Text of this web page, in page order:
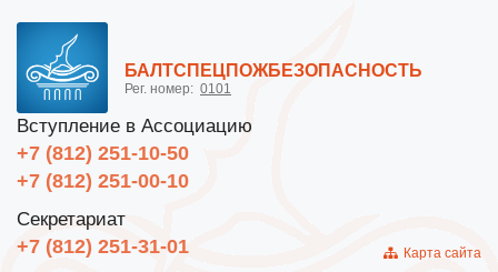
БАЛТСПЕЦПОЖБЕЗОПАСНОСТЬ
Рег. номер: 0101
Вступление в Ассоциацию
+7 (812) 251-10-50
+7 (812) 251-00-10
Секретариат
+7 (812) 251-31-01
Карта сайта